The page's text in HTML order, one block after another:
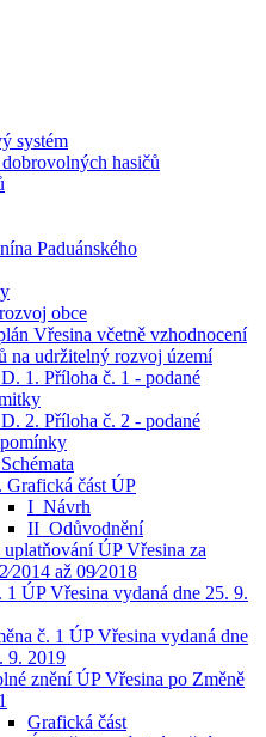
systém
hasičů
Paduánského
obce
Vřesina včetně vzhodnocení
na udržitelný rozvoj území
1. Příloha č. 1 - podané
2. Příloha č. 2 - podané
Grafická část ÚP
I_Návrh
II_Odůvodnění
uplatňování ÚP Vřesina za
až 09⁄2018
1 ÚP Vřesina vydaná dne 25. 9.
č. 1 ÚP Vřesina vydaná dne
9. 2019
znění ÚP Vřesina po Změně
Grafická část